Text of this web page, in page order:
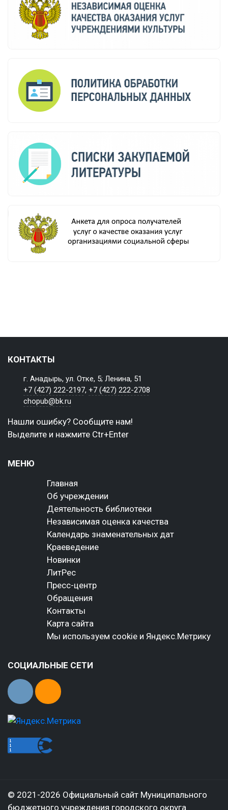
КОНТАКТЫ
г. Анадырь, ул. Отке, 5; Ленина, 51
+7 (427) 222-2197,+7 (427) 222-2708
chopub@bk.ru
Нашли ошибку? Сообщите нам!
Выделите и нажмите Ctr+Enter
МЕНЮ
Главная
Об учреждении
Деятельность библиотеки
Независимая оценка качества
Календарь знаменательных дат
Краеведение
Новинки
ЛитРес
Пресс-центр
Обращения
Контакты
Карта сайта
Мы используем cookie и Яндекс.Метрику
СОЦИАЛЬНЫЕ СЕТИ
© 2021-2026 Официальный сайт Муниципального
бюджетного учреждения городского округа